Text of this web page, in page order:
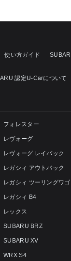
使い方ガイド
認定U-Carについて
フォレスター
レヴォーグ
レヴォーグ レイバック
レガシィ アウトバック
レガシィ ツーリングワ
レガシィ B4
レックス
SUBARU BRZ
SUBARU XV
WRX S4